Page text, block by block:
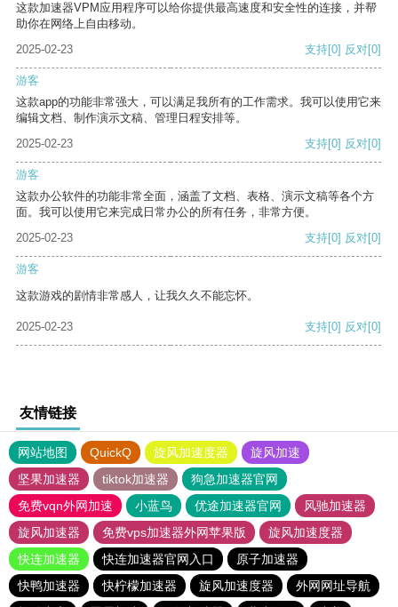
这款加速器VPM应用程序可以给你提供最高速度和安全性的连接，并帮
助你在网络上自由移动。
2025-02-23
支持[0] 反对[0]
游客
这款app的功能非常强大，可以满足我所有的工作需求。我可以使用它来
编辑文档、制作演示文稿、管理日程安排等。
2025-02-23
支持[0] 反对[0]
游客
这款办公软件的功能非常全面，涵盖了文档、表格、演示文稿等各个方
面。我可以使用它来完成日常办公的所有任务，非常方便。
2025-02-23
支持[0] 反对[0]
游客
这款游戏的剧情非常感人，让我久久不能忘怀。
2025-02-23 支持[0] 反对[0]
友情链接
网站地图 QuickQ 旋风加速度器
旋风加速
坚果加速器
tiktok加速器
狗急加速器官网
免费vqn外网加速
小蓝鸟 优途加速器官网
风驰加速器
旋风加速器
免费vps加速器外网苹果版
旋风加速度器
快连加速器
快连加速器官网入口
原子加速器
快鸭加速器
快柠檬加速器 旋风加速度器
外网网址导航